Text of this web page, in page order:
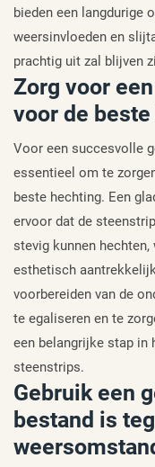
bieden een langdurige
weersinvloeden en
prachtig uit zal blijven
Zorg voor
voor de
Voor een succesvolle
essentieel om te
beste hechting. Een
ervoor dat de
stevig kunnen
esthetisch
voorbereiden van de
te egaliseren en te
een belangrijke stap in
steenstrips.
Gebruik een
bestand is